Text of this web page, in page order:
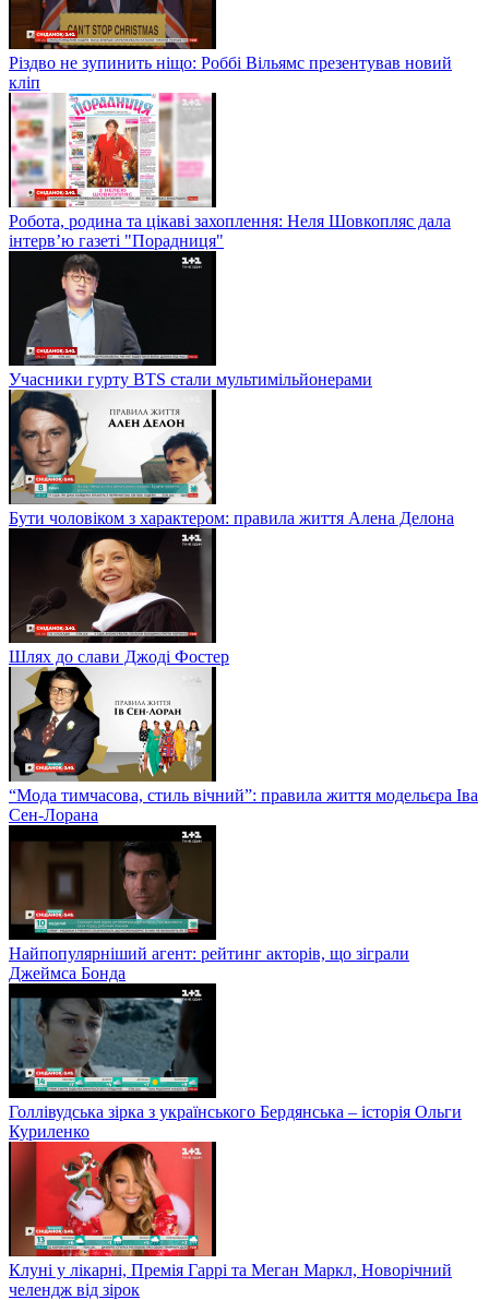
Різдво не зупинить ніщо: Роббі Вільямс презентував новий
кліп
Робота, родина та цікаві захоплення: Неля Шовкопляс дала
інтерв’ю газеті "Порадниця"
Учасники гурту BTS стали мультимільйонерами
Бути чоловіком з характером: правила життя Алена Делона
Шлях до слави Джоді Фостер
“Мода тимчасова, стиль вічний”: правила життя модельєра Іва
Сен-Лорана
Найпопулярніший агент: рейтинг акторів, що зіграли
Джеймса Бонда
Голлівудська зірка з українського Бердянська – історія Ольги
Куриленко
Клуні у лікарні, Премія Гаррі та Меган Маркл, Новорічний
челендж від зірок